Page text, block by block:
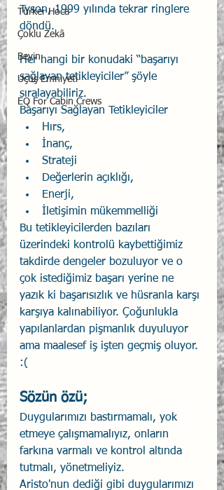
Türker Hoca
Çoklu Zekâ
Beyin
Uçuş Emniyeti
EQ For Cabin Crews
Tyson, 1999 yılında tekrar ringlere
döndü.
Her hangi bir konudaki “başarıyı
sağlayan tetikleyiciler” şöyle
sıralayabiliriz.
Başarıyı Sağlayan Tetikleyiciler
Hırs,
İnanç,
Strateji
Değerlerin açıklığı,
Enerji,
İletişimin mükemmelliği
Bu tetikleyicilerden bazıları
üzerindeki kontrolü kaybettiğimiz
takdirde dengeler bozuluyor ve o
çok istediğimiz başarı yerine ne
yazık ki başarısızlık ve hüsranla karşı
karşıya kalınabiliyor. Çoğunlukla
yapılanlardan pişmanlık duyuluyor
ama maalesef iş işten geçmiş oluyor.
:(
Sözün özü;
Duygularımızı bastırmamalı, yok
etmeye çalışmamalıyız, onların
farkına varmalı ve kontrol altında
tutmalı, yönetmeliyiz.
Aristo'nun dediği gibi duygularımızı